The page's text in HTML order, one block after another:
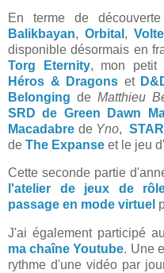
En terme de
Balikbayan, Orbital ,
disponible désormais en
Torg Eternity, mon petit
Héros & Dragons et
Belonging deMatthieu
SRD de Green Dawn
Macadabre de Yno,
de The Expanse et le jeu
Cette seconde partie
l'atelier de jeux de
passage en mode virtuel
J'ai également participé au
ma chaîne Youtube. Une
rythme d'une vidéo par